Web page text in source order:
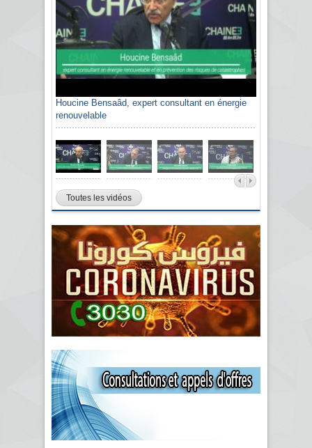
Houcine Bensaâd, expert consultant en énergie
renouvelable
Sami Agli, président de la Confédération
algérienne du patronat citoyen CAPC
Toutes les vidéos